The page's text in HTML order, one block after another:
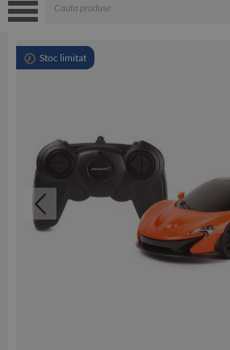
Stoc limitat